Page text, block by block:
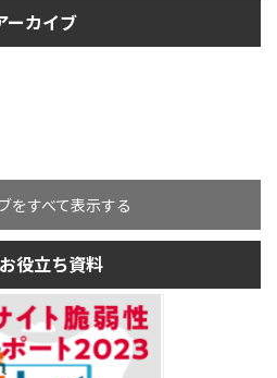
ーカイブ
をすべて表示する
役立ち資料